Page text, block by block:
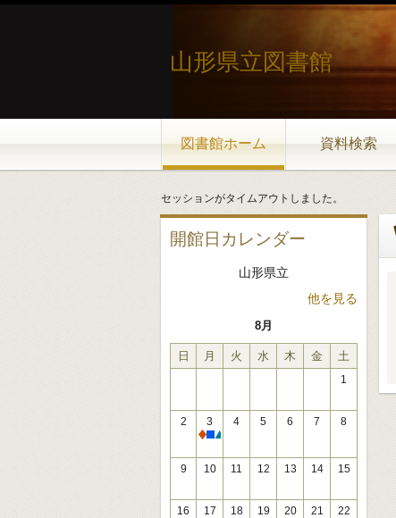
山形県立図書館
図書館ホーム 資料検索
セッションがタイムアウトしました。
開館日カレンダー
山形県立
他を見る
8月
日 月 火 水 木 金 土
1
2
3
休館
4 5 6 7 8
9 10 11 12 13 14 15
16
17
18 19 20 21 22